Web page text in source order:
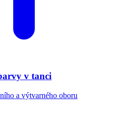
v tanci
a výtvarného oboru